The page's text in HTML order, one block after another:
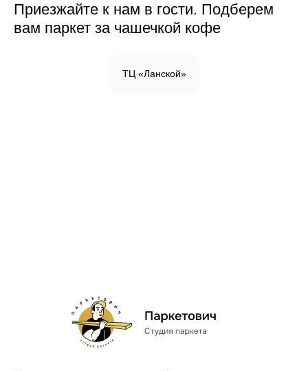
Приезжайте к нам в гости. Подберем
вам паркет за чашечкой кофе
ТЦ «Ланской»